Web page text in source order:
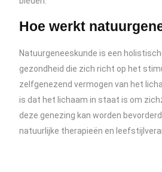
Hoe werkt
Natuurgeneeskunde is een
gezondheid die zich richt op het
zelfgenezend vermogen van het
is dat het lichaam in staat is om
deze genezing kan worden
natuurlijke therapieën en